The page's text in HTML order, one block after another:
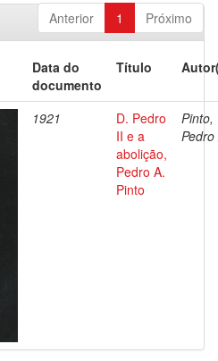
Anterior 1 Próximo
Data do
documento
Título
1921
D. Pedro
II e a
abolição,
Pedro A.
Pinto
Pinto,
Pedro